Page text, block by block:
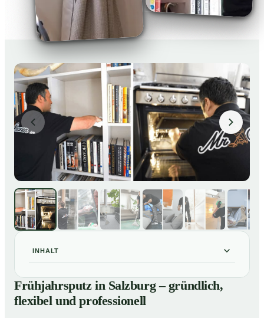
INHALT
01 Frühjahrsputz in Salzburg – gründlich, flexibel und
professionell
Was gehört zu einem Frühjahrsputz?
Frühjahrsputz in Salzburg – gründlich,
flexibel und professionell